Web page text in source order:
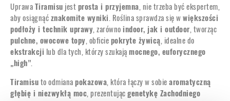
UprawaTiramisu jestprosta i przyjemna, nie trzeba być ekspertem,
aby osiągnąćznakomite wyniki. Roślina sprawdza się wwiększości
podłoży i technik uprawy, zarównoindoor, jak i outdoor, tworząc
pulchne, owocowe topy, obficiepokryte żywicą, idealne do
ekstrakcji lub dla tych, którzy szukająmocnego, euforycznego
„high”.
Tiramisuto odmianapokazowa, która łączy w sobiearomatyczną
głębię i niezwykłą moc, prezentującgenetykę Zachodniego